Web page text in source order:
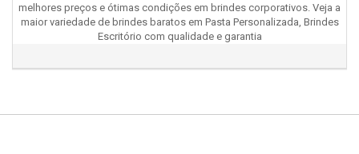
melhores preços e ótimas condições em brindes corporativos. Veja a
maior variedade de brindes baratos em Pasta Personalizada, Brindes
Escritório com qualidade e garantia